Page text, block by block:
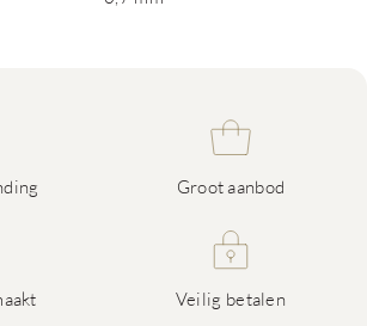
Groot aanbod
Veilig betalen